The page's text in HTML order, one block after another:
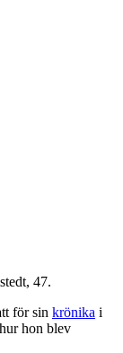
47.
för sin krönika i
hon blev